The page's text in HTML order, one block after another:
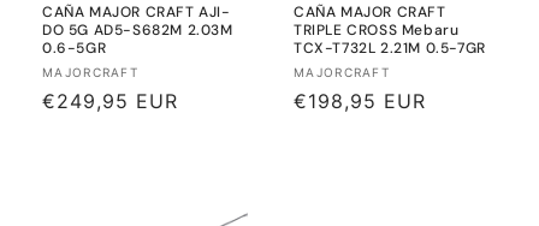
CAÑA MAJOR CRAFT AJI-
DO 5G AD5-S682M 2.03M
0.6-5GR
Proveedor:
MAJORCRAFT
Precio
€249,95 EUR
CAÑA MAJOR CRAFT
TRIPLE CROSS Mebaru
TCX-T732L 2.21M 0.5-7GR
Proveedor:
MAJORCRAFT
Precio
€198,95 EUR